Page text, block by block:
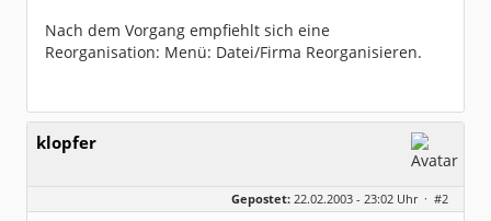
Nach dem Vorgang empfiehlt sich eine
Reorganisation: Menü: Datei/Firma Reorganisieren.
klopfer
Gepostet: 22.02.2003 - 23:02 Uhr · #2